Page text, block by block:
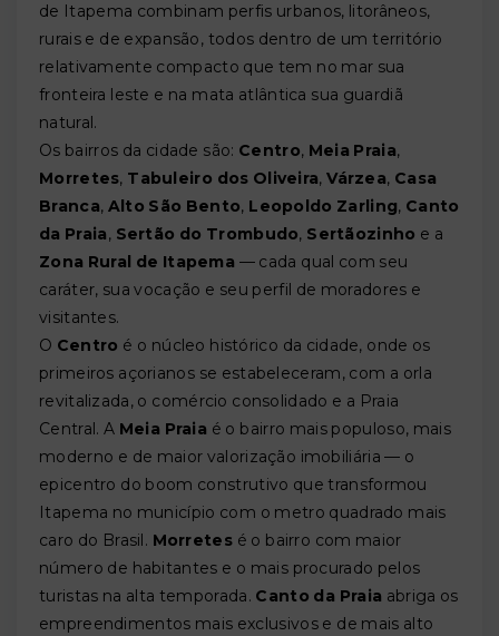
de Itapema combinam perfis urbanos, litorâneos,
rurais e de expansão, todos dentro de um território
relativamente compacto que tem no mar sua
fronteira leste e na mata atlântica sua guardiã
natural.
Os bairros da cidade são: Centro, Meia Praia,
Morretes, Tabuleiro dos Oliveira,Várzea, Casa
Branca, Alto São Bento, Leopoldo Zarling, Canto
da Praia, Sertão do Trombudo, Sertãozinho e a
Zona Rural de Itapema — cada qual com seu
caráter, sua vocação e seu perfil de moradores e
visitantes.
O Centro é o núcleo histórico da cidade, onde os
primeiros açorianos se estabeleceram, com a orla
revitalizada, o comércio consolidado e a Praia
Central. A Meia Praia é o bairro mais populoso, mais
moderno e de maior valorização imobiliária — o
epicentro do boom construtivo que transformou
Itapema no município com o metro quadrado mais
caro do Brasil. Morretesé o bairro com maior
número de habitantes e o mais procurado pelos
turistas na alta temporada. Canto da Praia abriga os
empreendimentos mais exclusivos e de mais alto